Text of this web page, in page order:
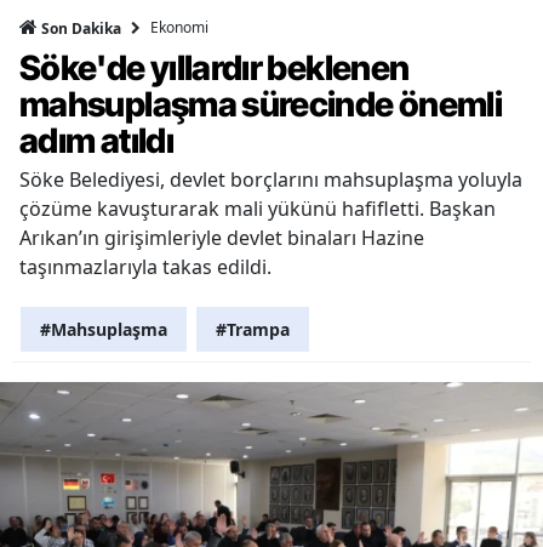
Son Dakika Ekonomi
Söke'de yıllardır beklenen
mahsuplaşma sürecinde önemli
adım atıldı
Söke Belediyesi, devlet borçlarını mahsuplaşma yoluyla
çözüme kavuşturarak mali yükünü hafifletti. Başkan
Arıkan’ın girişimleriyle devlet binaları Hazine
taşınmazlarıyla takas edildi.
#Mahsuplaşma #Trampa